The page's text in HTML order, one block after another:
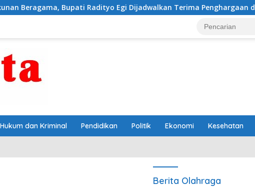
Radityo Egi Dijadwalkan Terima Penghargaan dari HKBP Lampung
Hukum dan Kriminal Pendidikan Politik Ekonomi Kesehatan
Berita Olahraga